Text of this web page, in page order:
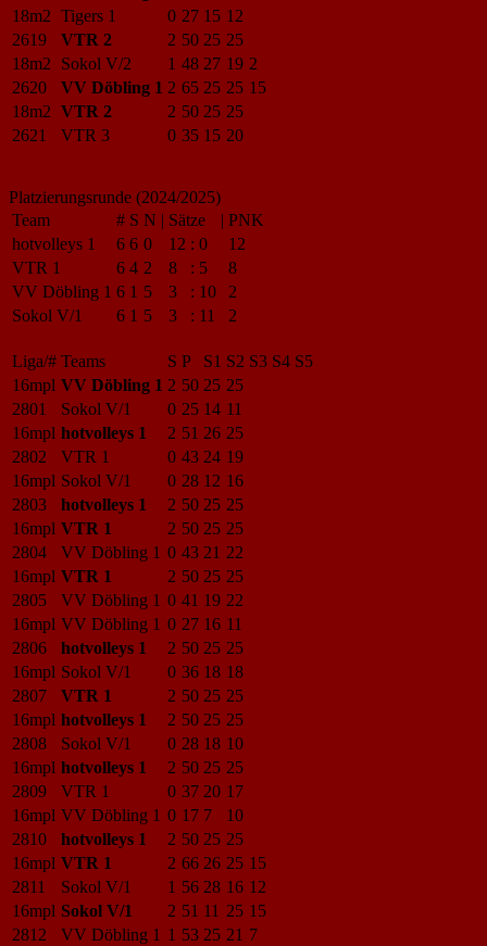
18m2 Tigers 1 0 27 15 12
2619
VTR 2 2 50 25 25
18m2
Sokol V/2 1 48 27 19 2
2620
VV Döbling 1 2 65 25 25 15
18m2 VTR 2 2 50 25 25
2621
VTR 3 0 35 15 20
Platzierungsrunde (2024/2025)
Team
# S N | Sätze | PNK
hotvolleys 1
6 6 0 12 : 0
12
VTR 1
6 4 2 8 : 5
8
VV Döbling 1 6 1 5 3 : 10
2
Sokol V/1
6 1 5 3 : 11 2
Liga/# Teams S P S1 S2 S3 S4 S5
16mpl VV Döbling 1 2 50 25 25
2801
Sokol V/1 0 25 14 11
16mpl hotvolleys 1 2 51 26 25
2802
VTR 1 0 43 24 19
16mpl Sokol V/1 0 28 12 16
2803
hotvolleys 1 2 50 25 25
16mpl VTR 1 2 50 25 25
2804
VV Döbling 1 0 43 21 22
16mpl VTR 1 2 50 25 25
2805
VV Döbling 1 0 41 19 22
16mpl VV Döbling 1 0 27 16 11
2806
hotvolleys 1 2 50 25 25
16mpl Sokol V/1 0 36 18 18
2807
VTR 1 2 50 25 25
16mpl hotvolleys 1 2 50 25 25
2808
Sokol V/1 0 28 18 10
16mpl hotvolleys 1 2 50 25 25
2809
VTR 1 0 37 20 17
16mpl VV Döbling 1 0 17 7
10
2810
hotvolleys 1 2 50 25 25
16mpl VTR 1 2 66 26 25 15
2811
Sokol V/1 1 56 28 16 12
16mpl Sokol V/1 2 51 11 25 15
2812
VV Döbling 1 1 53 25 21 7